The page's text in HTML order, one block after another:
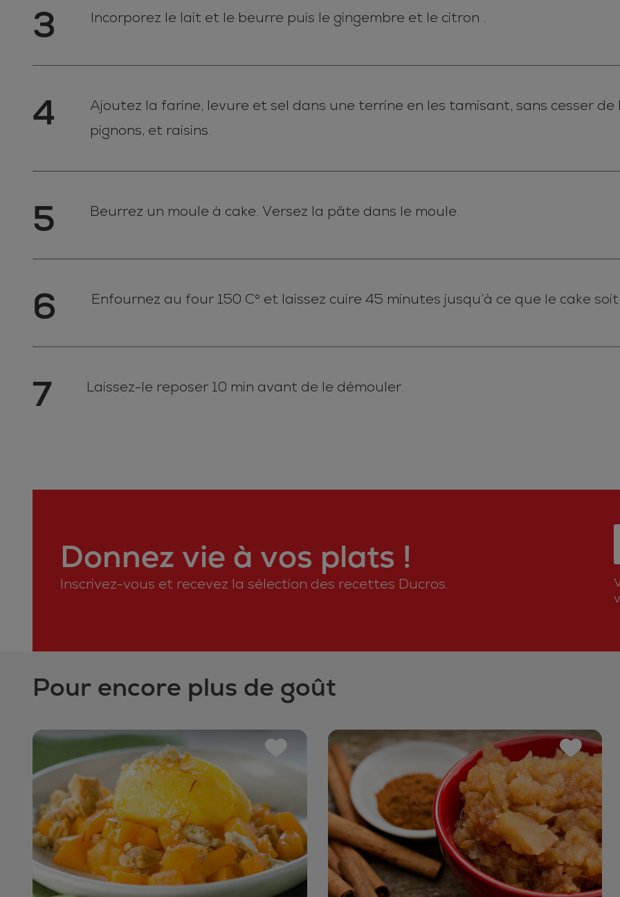
3 Incorporez le lait et le beurre puis le gingembre et le citron .
4
Ajoutez la farine, levure et sel dans une terrine en les tamisant, sans cesser
pignons, et raisins.
5 Beurrez un moule à cake. Versez la pâte dans le moule.
6 Enfournez au four 150 C° et laissez cuire 45 minutes jusqu’à ce que le cake
7 Laissez-le reposer 10 min avant de le démouler.
Donnez vie à vos plats !
Inscrivez-vous et recevez la sélection des recettes Ducros.
Pour encore plus de goût